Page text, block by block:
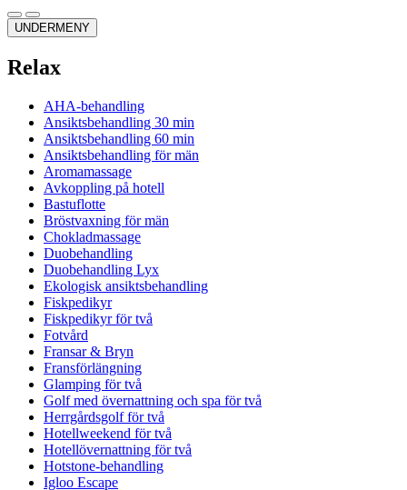
UNDERMENY
Relax
AHA-behandling
Ansiktsbehandling 30 min
Ansiktsbehandling 60 min
Ansiktsbehandling för män
Aromamassage
Avkoppling på hotell
Bastuflotte
Bröstvaxning för män
Chokladmassage
Duobehandling
Duobehandling Lyx
Ekologisk ansiktsbehandling
Fiskpedikyr
Fiskpedikyr för två
Fotvård
Fransar & Bryn
Fransförlängning
Glamping för två
Golf med övernattning och spa för två
Herrgårdsgolf för två
Hotellweekend för två
Hotellövernattning för två
Hotstone-behandling
Igloo Escape